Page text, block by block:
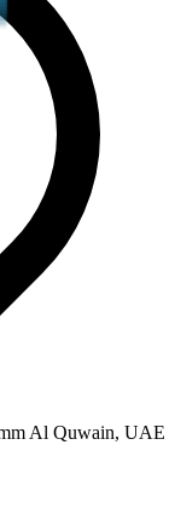
Al Quwain, UAE